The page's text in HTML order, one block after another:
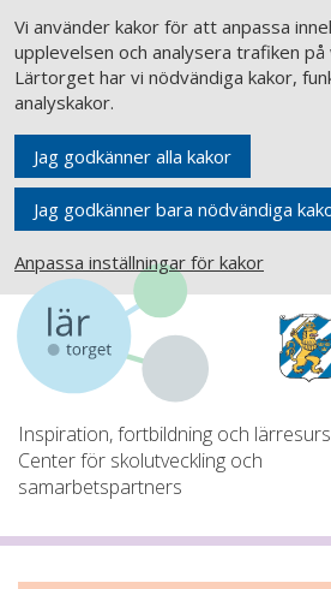
Vi använder kakor för att anpassa
upplevelsen och analysera trafiken
Lärtorget har vi nödvändiga kakor,
analyskakor.
Jag godkänner alla kakor
Jag godkänner bara nödvändiga
Anpassa inställningar för kakor
Inspiration, fortbildning och
Center för skolutveckling och
samarbetspartners